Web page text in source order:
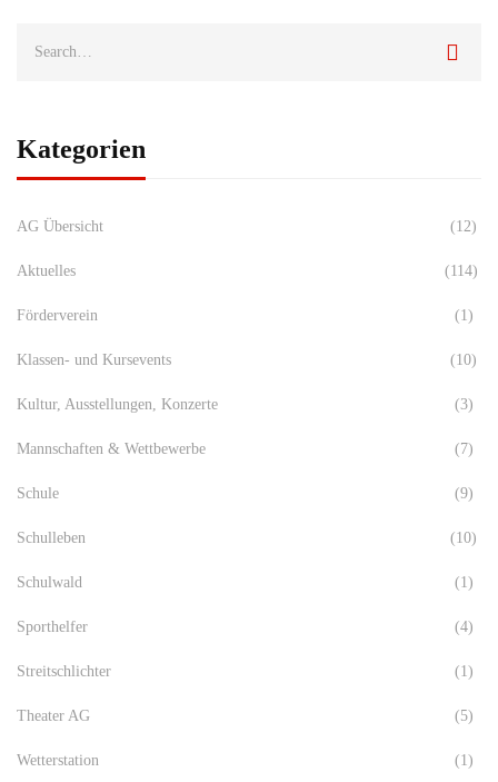
Kategorien
AG Übersicht (12)
Aktuelles (114)
Förderverein (1)
Klassen- und Kursevents (10)
Kultur, Ausstellungen, Konzerte (3)
Mannschaften & Wettbewerbe (7)
Schule (9)
Schulleben (10)
Schulwald (1)
Sporthelfer (4)
Streitschlichter (1)
Theater AG (5)
Wetterstation (1)